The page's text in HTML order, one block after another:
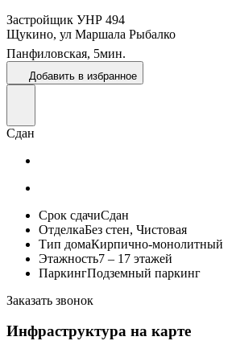
Застройщик УНР 494
Щукино, ул Маршала Рыбалко
Панфиловская, 5мин.
Добавить в избранное
Сдан
Срок сдачиСдан
ОтделкаБез стен, Чистовая
Тип домаКирпично-монолитный
Этажность7 – 17 этажей
ПаркингПодземный паркинг
Заказать звонок
Инфраструктура на карте